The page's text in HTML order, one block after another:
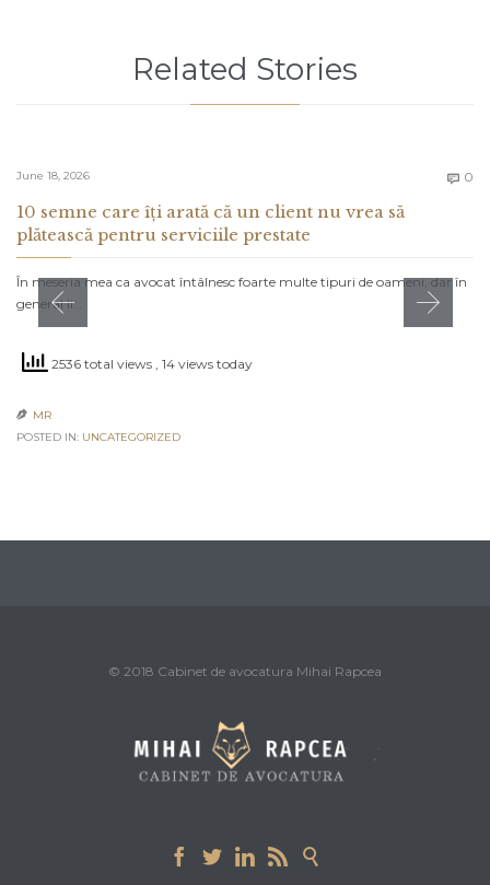
Related Stories
June 18, 2026  0
10 semne care îți arată că un client nu vrea să
plătească pentru serviciile prestate
În meseria mea ca avocat întâlnesc foarte multe tipuri de oameni, dar în
general îi…
2536 total views , 14 views today
 MR
POSTED IN: UNCATEGORIZED
© 2018 Cabinet de avocatura Mihai Rapcea
    